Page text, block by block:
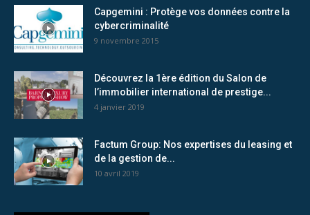
Capgemini : Protège vos données contre la
cybercriminalité
9 novembre 2015
Découvrez la 1ère édition du Salon de
l’immobilier international de prestige...
4 janvier 2019
Factum Group: Nos expertises du leasing et
de la gestion de...
10 avril 2019